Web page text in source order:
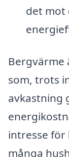
det mot
Bergvärme
som, trots
avkastning
intresse för
många